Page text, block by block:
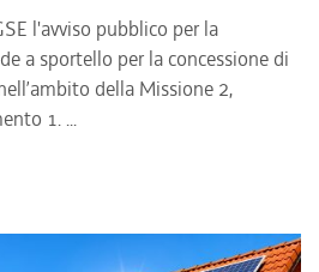
l'avviso pubblico per la
a sportello per la concessione di
della Missione 2,
1. ...